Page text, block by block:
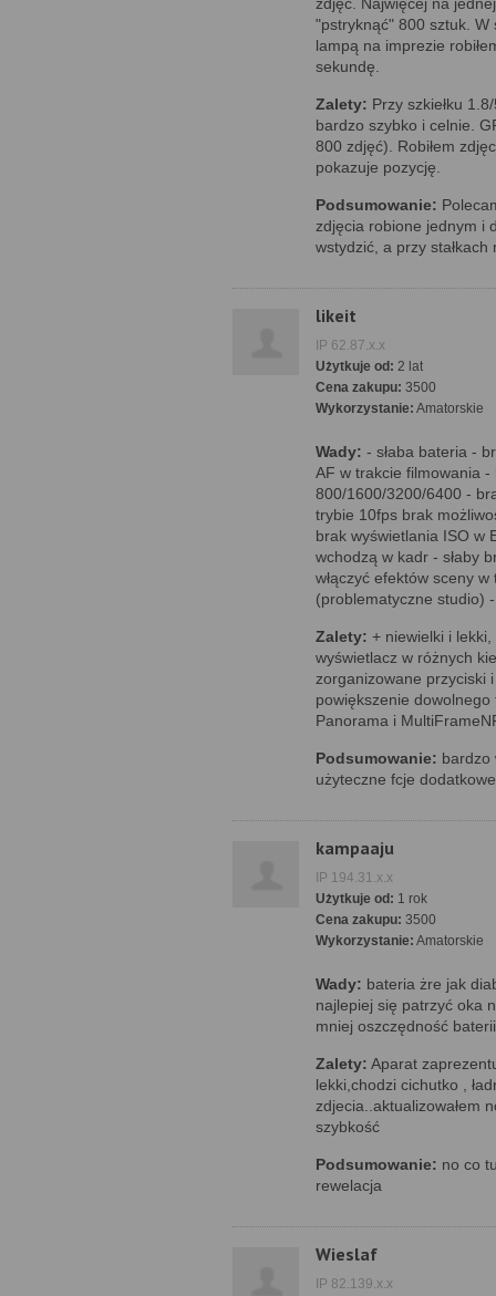
"pstryknąć" 800 sztuk.
lampą na imprezie
sekundę.
Zalety: Przy szkiełku
bardzo szybko i celnie.
800 zdjęć). Robiłem
pokazuje pozycję.
Podsumowanie:
zdjęcia robione jednym i
wstydzić, a przy
likeit
IP 62.87.x.x
Użytkuje od: 2 lat
Cena zakupu: 3500
Wykorzystanie: Amatorskie
Wady: - słaba bateria -
AF w trakcie filmowania
800/1600/3200/6400 -
trybie 10fps brak
brak wyświetlania ISO w
wchodzą w kadr - słaby
włączyć efektów sceny
(problematyczne studio)
Zalety: + niewielki i
wyświetlacz w różnych
zorganizowane przyciski
powiększenie
Panorama i
Podsumowanie: bardzo
użyteczne fcje
kampaaju
IP 194.31.x.x
Użytkuje od: 1 rok
Cena zakupu: 3500
Wykorzystanie: Amatorskie
Wady: bateria żre jak
najlepiej się patrzyć oka
mniej oszczędność
Zalety: Aparat
lekki,chodzi cichutko ,
zdjecia..aktualizowałem
szybkość
Podsumowanie: no co
rewelacja
Wieslaf
IP 82.139.x.x